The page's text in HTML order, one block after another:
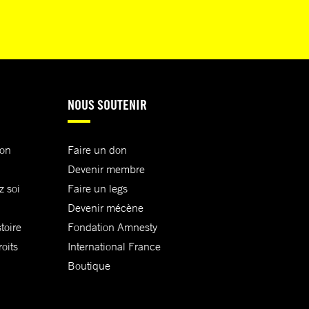
soi
NOUS SOUTENIR
Faire un don
Devenir membre
Faire un legs
Devenir mécène
Fondation Amnesty
International France
Boutique